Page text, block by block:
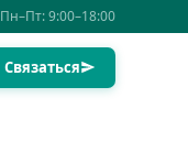
Пн–Пт: 9:00–18:00
Связаться